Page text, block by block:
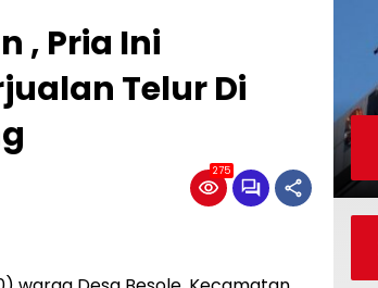
, Pria Ini
Telur Di
275